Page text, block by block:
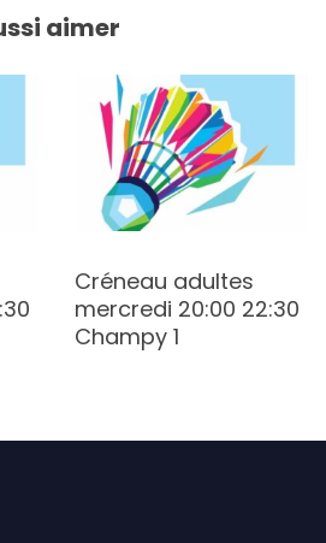
aimer
Créneau adultes
mercredi 20:00 22:30
Champy 1